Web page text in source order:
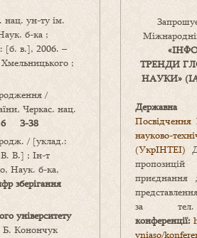
нац. ун-ту ім.
б-ка ;
[б. в.], 2006. –
Хмельницького ;
/
Черкас. нац.
З-38
/ [уклад.:
В.] ; Ін-т
Наук. б-ка,
зберігання
університету
Б. Конончук
«
ТРЕНДИ
НАУКИ»
Державна
науково-
(УкрІНТЕІ)
приєднання
за тел.
конференції:
vniaso/